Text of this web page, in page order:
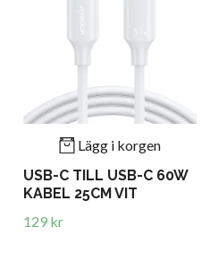
Lägg i korgen
USB-C TILL USB-C 60W
KABEL 25CM VIT
129 kr